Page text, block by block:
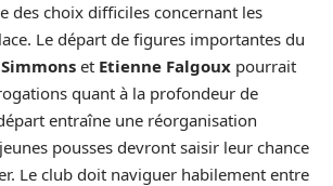
des choix difficiles concernant les
Le départ de figures importantes du
et Etienne Falgoux pourrait
quant à la profondeur de
entraîne une réorganisation
pousses devront saisir leur chance
Le club doit naviguer habilement entre